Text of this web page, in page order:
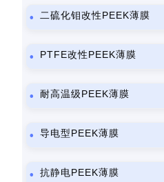
二硫化钼改性PEEK薄膜
PTFE改性PEEK薄膜
耐高温级PEEK薄膜
导电型PEEK薄膜
抗静电PEEK薄膜